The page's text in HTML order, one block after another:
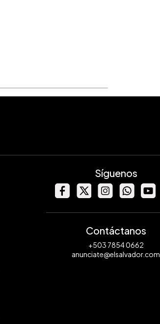
Síguenos
Contáctanos
+503 7854 0662
anunciate@elsalvador.com